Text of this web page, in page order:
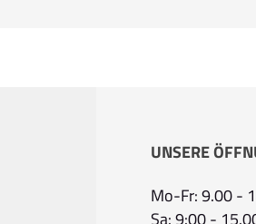
UNSERE
Mo-Fr: 9.00 -
Sa: 9:00 -